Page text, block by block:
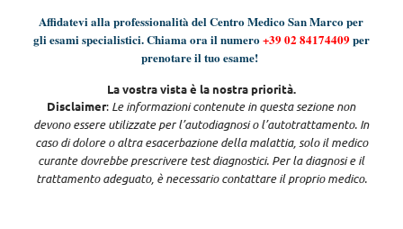
Affidatevi alla professionalità del Centro Medico San Marco per
gli esami specialistici. Chiama ora il numero+39 02 84174409per
prenotare il tuo esame!
La vostra vista è la nostra priorità.
Disclaimer: Le informazioni contenute in questa sezione non
devono essere utilizzate per l’autodiagnosi o l’autotrattamento. In
caso di dolore o altra esacerbazione della malattia, solo il medico
curante dovrebbe prescrivere test diagnostici. Per la diagnosi e il
trattamento adeguato, è necessario contattare il proprio medico.